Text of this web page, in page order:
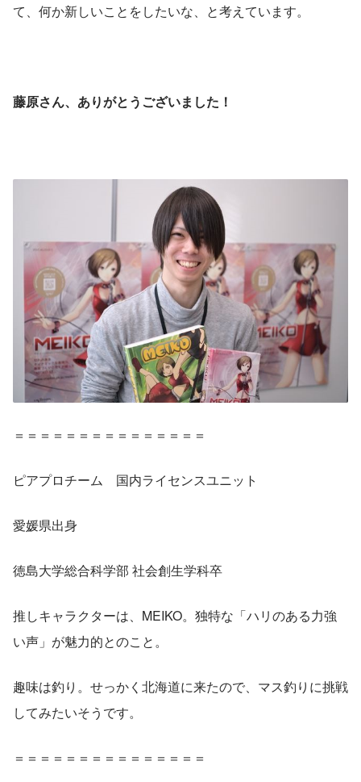
て、何か新しいことをしたいな、と考えています。
藤原さん、ありがとうございました！
＝＝＝＝＝＝＝＝＝＝＝＝＝＝＝
ピアプロチーム　国内ライセンスユニット
愛媛県出身
徳島大学総合科学部 社会創生学科卒
推しキャラクターは、MEIKO。独特な「ハリのある力強
い声」が魅力的とのこと。
趣味は釣り。せっかく北海道に来たので、マス釣りに挑戦
してみたいそうです。
＝＝＝＝＝＝＝＝＝＝＝＝＝＝＝